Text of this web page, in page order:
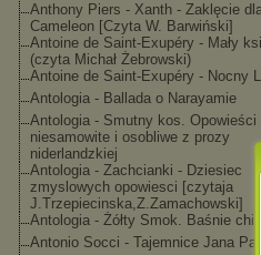
Anthony Piers - Xanth - Zaklęcie
Cameleon [Czyta W. Barwiński]
Antoine de Saint-Exupéry - Mały
(czyta Michał Żebrowski)
Antoine de Saint-Exupéry - Nocny
Antologia - Ballada o Narayamie
Antologia - Smutny kos. Opowieści
niesamowite i osobliwe z prozy
niderlandzkiej
Antologia - Zachcianki - Dziesiec
zmyslowych opowiesci [czytaja
J.Trzepiecinska,Z.Zamachowski]
Antologia - Żółty Smok. Baśnie
Antonio Socci - Tajemnice Jana